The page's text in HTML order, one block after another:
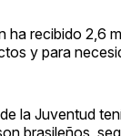
ha recibido 2,6
y para
la Juventud
brasileños,